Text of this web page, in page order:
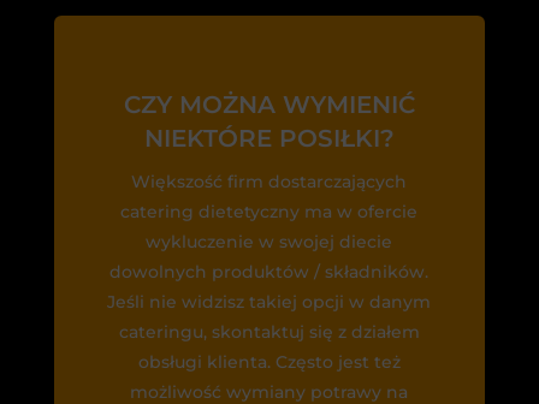
CZY MOŻNA WYMIENIĆ
NIEKTÓRE POSIŁKI?
Większość firm dostarczających
catering dietetyczny ma w ofercie
wykluczenie w swojej diecie
dowolnych produktów / składników.
Jeśli nie widzisz takiej opcji w danym
cateringu, skontaktuj się z działem
obsługi klienta. Często jest też
możliwość wymiany potrawy na